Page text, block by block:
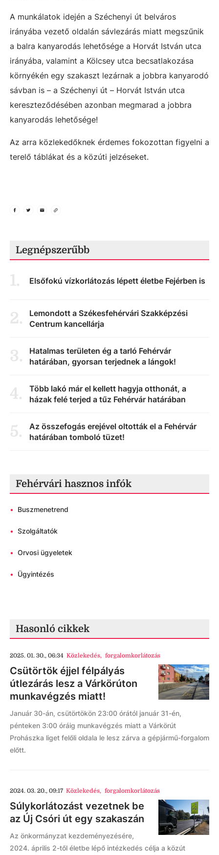
A munkálatok idején a Széchenyi út belváros
irányába vezető oldalán sávlezárás miatt megszűnik
a balra kanyarodás lehetősége a Horvát István utca
irányába, valamint a Kölcsey utca becsatlakozása
környékén egy szakaszt lezárnak a jobbra kanyarodó
sávban is – a Széchenyi út – Horvát István utca
kereszteződésében azonban megmarad a jobbra
kanyarodás lehetősége!
Az arra közlekedőknek érdemes fokozottan figyelni a
terelő táblákat és a közúti jelzéseket.
Legnépszerűbb
1. Elsőfokú vízkorlátozás lépett életbe Fejérben is
2.
Lemondott a Székesfehérvári Szakképzési
Centrum kancellárja
3.
Hatalmas területen ég a tarló Fehérvár
határában, gyorsan terjednek a lángok!
4.
Több lakó már el kellett hagyja otthonát, a
házak felé terjed a tűz Fehérvár határában
5.
Az összefogás erejével oltották el a Fehérvár
határában tomboló tüzet!
Fehérvári hasznos infók
• Buszmenetrend
• Szolgáltatók
• Orvosi ügyeletek
• Ügyintézés
Hasonló cikkek
2025. 01. 30., 06:34 Közlekedés, forgalomkorlátozás
Csütörtök éjjel félpályás
útlezárás lesz a Várkörúton
munkavégzés miatt!
Január 30-án, csütörtökön 23:00 órától január 31-én,
pénteken 3:00 óráig munkavégzés miatt a Várkörút
Prohászka liget felőli oldala le lesz zárva a gépjármű-forgalom
előtt.
2024. 03. 20., 09:17 Közlekedés, forgalomkorlátozás
Súlykorlátozást vezetnek be
az Új Csóri út egy szakaszán
Az önkormányzat kezdeményezésére,
2024. április 2-től életbe lépő intézkedés célja a közút